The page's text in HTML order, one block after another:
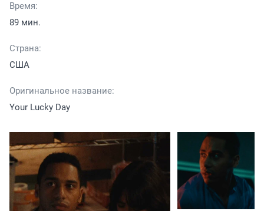
Время:
89 мин.
Страна:
США
Оригинальное название:
Your Lucky Day